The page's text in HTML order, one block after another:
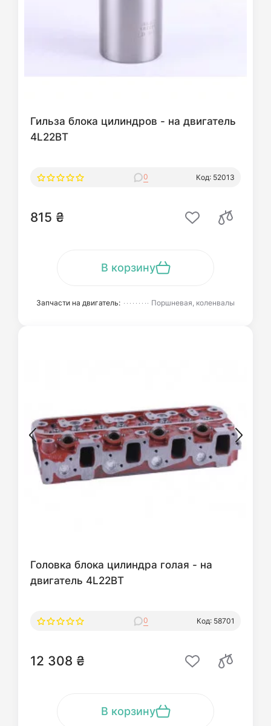
Гильза блока цилиндров - на двигатель
4L22BT
0 Код: 52013
815 ₴
В корзину
Запчасти на двигатель: Поршневая, коленвалы
Головка блока цилиндра голая - на
двигатель 4L22BT
0 Код: 58701
12 308 ₴
В корзину